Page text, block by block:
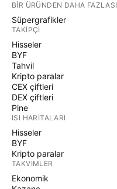
BIR ÜRÜNDEN DAHA FAZLASI
Süpergrafikler
TAKIPÇI
Hisseler
BYF
Tahvil
Kripto paralar
CEX çiftleri
DEX çiftleri
Pine
ISI HARITALARI
Hisseler
BYF
Kripto paralar
TAKVIMLER
Ekonomik